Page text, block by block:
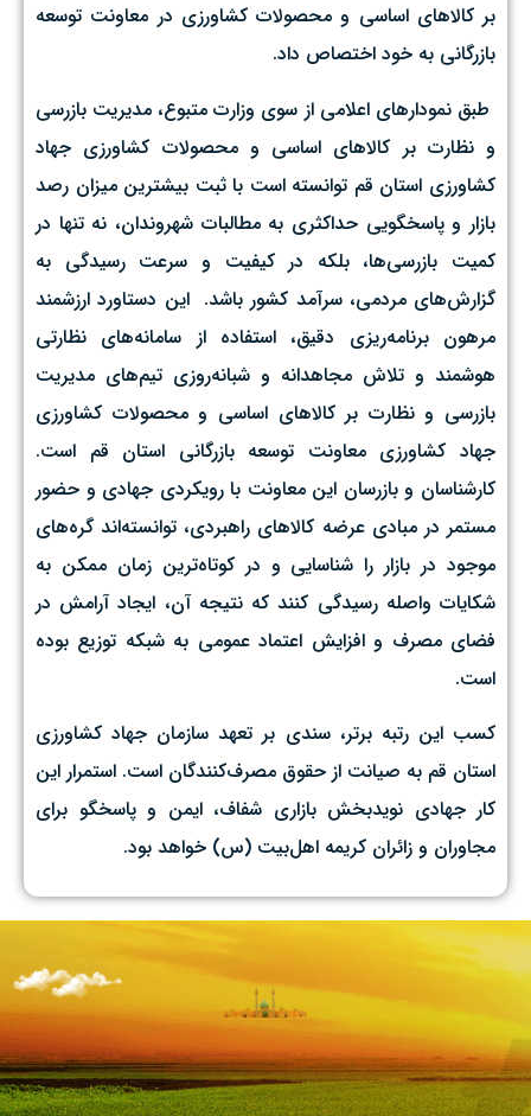
بر کالاهای اساسی و محصولات کشاورزی در معاونت توسعه
بازرگانی به خود اختصاص داد.
‌ طبق نمودارهای اعلامی از سوی وزارت متبوع، مدیریت بازرسی
و نظارت بر کالاهای اساسی و محصولات کشاورزی جهاد
کشاورزی استان قم توانسته است با ثبت بیشترین میزان رصد
بازار و پاسخگویی حداکثری به مطالبات شهروندان، نه تنها در
کمیت بازرسی‌ها، بلکه در کیفیت و سرعت رسیدگی به
گزارش‌های مردمی، سرآمد کشور باشد. ‌ این دستاورد ارزشمند
مرهون برنامه‌ریزی دقیق، استفاده از سامانه‌های نظارتی
هوشمند و تلاش مجاهدانه و شبانه‌روزی تیم‌های مدیریت
بازرسی و نظارت بر کالاهای اساسی و محصولات کشاورزی
جهاد کشاورزی معاونت توسعه بازرگانی استان قم است.
کارشناسان و بازرسان این معاونت با رویکردی جهادی و حضور
مستمر در مبادی عرضه کالاهای راهبردی، توانسته‌اند گره‌های
موجود در بازار را شناسایی و در کوتاه‌ترین زمان ممکن به
شکایات واصله رسیدگی کنند که نتیجه آن، ایجاد آرامش در
فضای مصرف و افزایش اعتماد عمومی به شبکه توزیع بوده
است.
کسب این رتبه برتر، سندی بر تعهد سازمان جهاد کشاورزی
استان قم به صیانت از حقوق مصرف‌کنندگان است. استمرار این
کار جهادی نویدبخش بازاری شفاف، ایمن و پاسخگو برای
مجاوران و زائران کریمه اهل‌بیت (س) خواهد بود.